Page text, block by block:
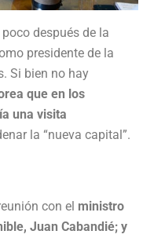
después de la
presidente de la
Si bien no hay
que en los
una visita
la “nueva capital”.
con el ministro
Juan Cabandié; y